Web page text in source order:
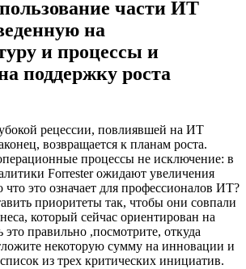
части ИТ
на
и процессы и
поддержку роста
рецессии, повлиявшей на ИТ
возвращается к планам роста.
процессы не исключение: в
Forrester ожидают увеличения
это означает для профессионалов ИТ?
приоритеты так, чтобы они совпали
который сейчас ориентирован на
это правильно ,посмотрите, откуда
некоторую сумму на инновации и
из трех критических инициатив.